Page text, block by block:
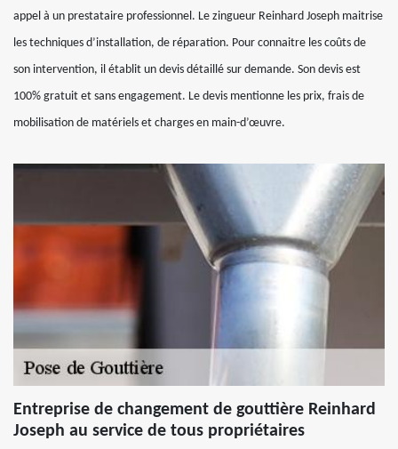
appel à un prestataire professionnel. Le zingueur Reinhard Joseph maitrise
les techniques d’installation, de réparation. Pour connaitre les coûts de
son intervention, il établit un devis détaillé sur demande. Son devis est
100% gratuit et sans engagement. Le devis mentionne les prix, frais de
mobilisation de matériels et charges en main-d’œuvre.
Entreprise de changement de gouttière Reinhard
Joseph au service de tous propriétaires